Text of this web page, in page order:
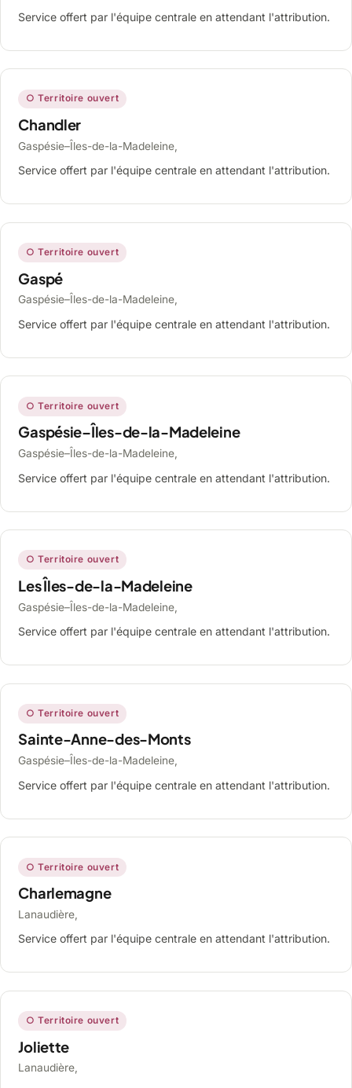
Service offert par l'équipe centrale en attendant l'attribution.
○ Territoire ouvert
Chandler
Gaspésie–Îles-de-la-Madeleine,
Service offert par l'équipe centrale en attendant l'attribution.
○ Territoire ouvert
Gaspé
Gaspésie–Îles-de-la-Madeleine,
Service offert par l'équipe centrale en attendant l'attribution.
○ Territoire ouvert
Gaspésie–Îles-de-la-Madeleine
Gaspésie–Îles-de-la-Madeleine,
Service offert par l'équipe centrale en attendant l'attribution.
○ Territoire ouvert
Les Îles-de-la-Madeleine
Gaspésie–Îles-de-la-Madeleine,
Service offert par l'équipe centrale en attendant l'attribution.
○ Territoire ouvert
Sainte-Anne-des-Monts
Gaspésie–Îles-de-la-Madeleine,
Service offert par l'équipe centrale en attendant l'attribution.
○ Territoire ouvert
Charlemagne
Lanaudière,
Service offert par l'équipe centrale en attendant l'attribution.
○ Territoire ouvert
Joliette
Lanaudière,